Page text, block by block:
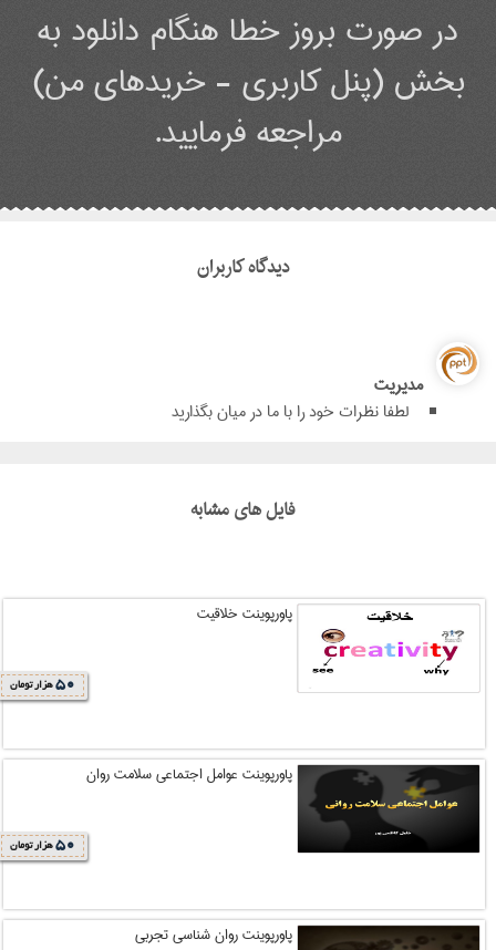
در صورت بروز خطا هنگام دانلود به
بخش (پنل کاربری - خریدهای من)
مراجعه فرمایید.
دیدگاه کاربران
مدیریت
لطفا نظرات خود را با ما در میان بگذارید
فایل های مشابه
پاورپوینت خلاقیت
50 هزار تومان
پاورپوینت عوامل اجتماعی سلامت روان
50 هزار تومان
پاورپوینت روان شناسی تجربی